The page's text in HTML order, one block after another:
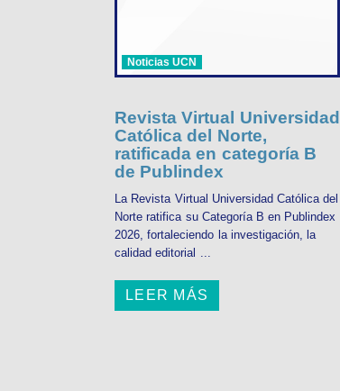
Noticias UCN
Revista Virtual Universidad
Católica del Norte,
ratificada en categoría B
de Publindex
La Revista Virtual Universidad Católica del
Norte ratifica su Categoría B en Publindex
2026, fortaleciendo la investigación, la
calidad editorial ...
LEER MÁS